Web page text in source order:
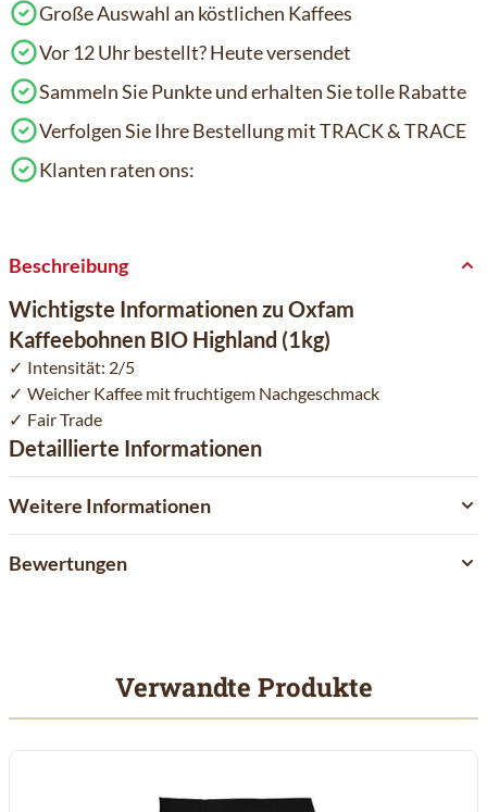
Große Auswahl an köstlichen Kaffees
Vor 12 Uhr bestellt? Heute versendet
Sammeln Sie Punkte und erhalten Sie tolle Rabatte
Verfolgen Sie Ihre Bestellung mit TRACK & TRACE
Klanten raten ons:
Beschreibung
Wichtigste Informationen zu Oxfam
Kaffeebohnen BIO Highland (1kg)
Intensität: 2/5
Weicher Kaffee mit fruchtigem Nachgeschmack
Fair Trade
Detaillierte Informationen
Weitere Informationen
Bewertungen
Verwandte Produkte
Mit der Tabulatortaste können Sie durch die Elemente des
Clicken, um das Karussell zu überspringen
Clicken, um zur Karussell-Navigation zu gelangen